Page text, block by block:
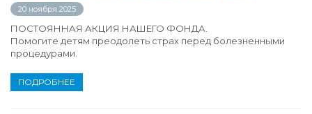
20 ноября 2025
ПОСТОЯННАЯ АКЦИЯ НАШЕГО ФОНДА.
Помогите детям преодолеть страх перед болезненными
процедурами.
ПОДРОБНЕЕ